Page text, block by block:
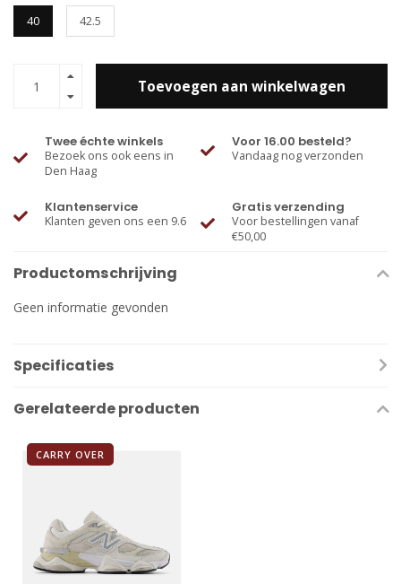
40 42.5
Toevoegen aan winkelwagen
Twee échte winkels
Bezoek ons ook eens in
Den Haag
Voor 16.00 besteld?
Vandaag nog verzonden
Klantenservice
Klanten geven ons een 9.6
Gratis verzending
Voor bestellingen vanaf
€50,00
Productomschrijving
Geen informatie gevonden
Specificaties
Gerelateerde producten
CARRY OVER